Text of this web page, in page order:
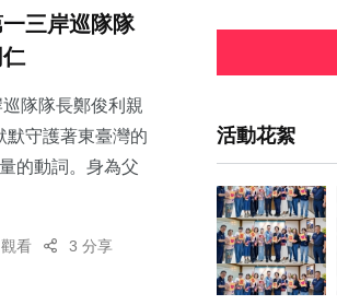
三岸巡隊隊
隊隊長鄭俊利親
默守護著東臺灣的
的動詞。身為父
看 3 分享
活動花絮